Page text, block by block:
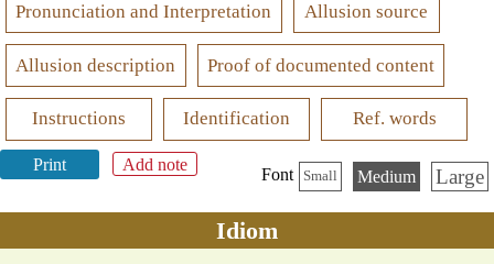
Pronunciation and Interpretation Allusion source
Allusion description Proof of documented content
Instructions Identification Ref. words
Print Add note
Font Small Medium Large
Idiom